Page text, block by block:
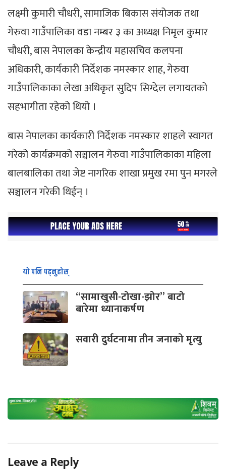
लक्ष्मी कुमारी चौधरी, सामाजिक बिकास संयोजक तथा
गेरुवा गाउँपालिका वडा नम्बर ३ का अध्यक्ष निमृल कुमार
चौधरी, बास नेपालका केन्द्रीय महासचिव कलपना
अधिकारी, कार्यकारी निर्देशक नमस्कार शाह, गेरुवा
गाउँपालिकाका लेखा अधिकृत सुदिप सिग्देल लगायतको
सहभागीता रहेको थियो ।
बास नेपालका कार्यकारी निर्देशक नमस्कार शाहले स्वागत
गरेको कार्यक्रमको सञ्चालन गेरुवा गाउँपालिकाका महिला
बालबालिका तथा जेष्ट नागरिक शाखा प्रमुख रमा पुन मगरले
सञ्चालन गरेकी थिईन् ।
यो पनि पढ्नुहोस्
“सामाखुसी-टोखा-झोर” बाटो
बारेमा ध्यानाकर्षण
सवारी दुर्घटनामा तीन जनाको मृत्यु
Leave a Reply